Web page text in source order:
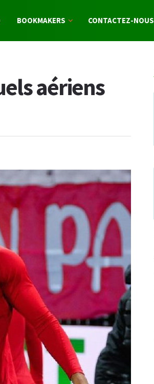
BOOKMAKERS CONTACTEZ-NOUS
aériens